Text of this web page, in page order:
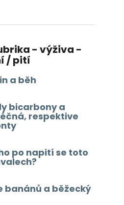
- výživa -
/ pití
a běh
bicarbony a
respektive
po napití se toto
banánů a běžecký